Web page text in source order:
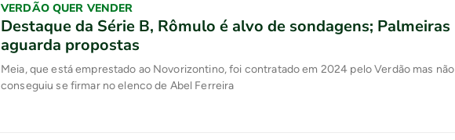
VERDÃO QUER VENDER
Destaque da Série B, Rômulo é alvo de sondagens; Palmeiras
aguarda propostas
Meia, que está emprestado ao Novorizontino, foi contratado em 2024 pelo Verdão mas não
conseguiu se firmar no elenco de Abel Ferreira